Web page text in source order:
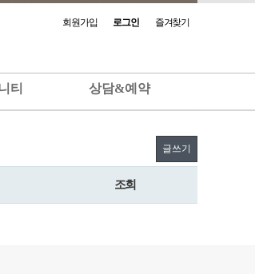
회원가입 로그인 즐겨찾기
티 상담&예약
글쓰기
조회